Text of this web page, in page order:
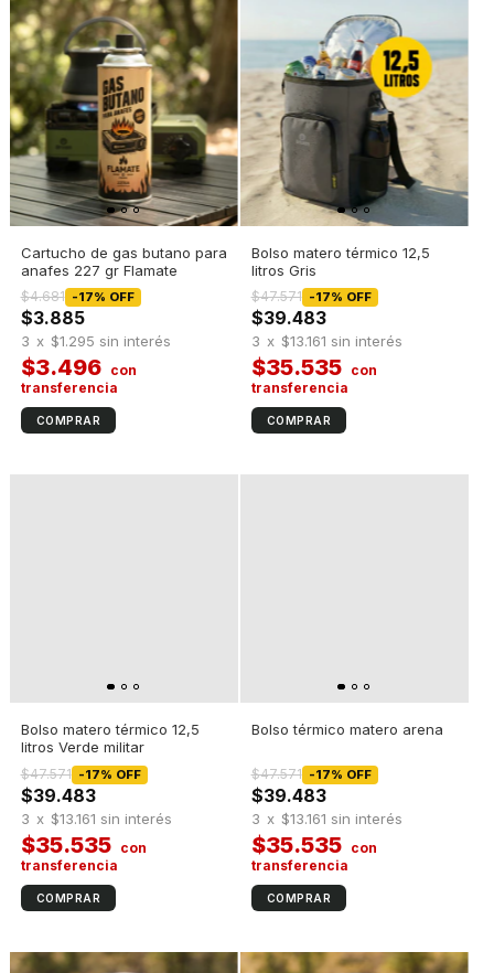
Cartucho de gas butano para
anafes 227 gr Flamate
$3.885
-17% OFF
$4.681
$3.496
3 x $1.295 sin interés
Bolso matero térmico 12,5
litros Gris
$39.483
-17% OFF
$47.571
$35.535
3 x $13.161 sin interés
Bolso matero térmico 12,5
litros Verde militar
$39.483
-17% OFF
$47.571
$35.535
3 x $13.161 sin interés
Bolso térmico matero arena
$39.483
-17% OFF
$47.571
$35.535
3 x $13.161 sin interés